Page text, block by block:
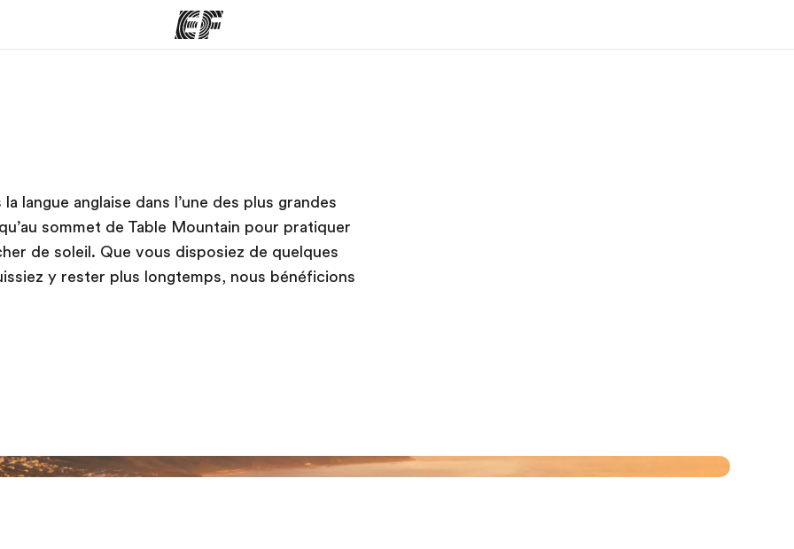
langue anglaise dans l’une des plus grandes
sommet de Table Mountain pour pratiquer
de soleil. Que vous disposiez de quelques
y rester plus longtemps, nous bénéficions